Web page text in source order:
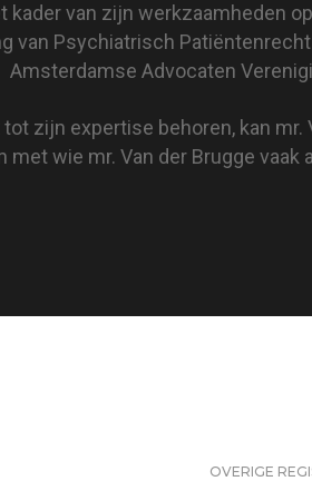
kader van zijn werkzaamheden
van Psychiatrisch
Amsterdamse Advocaten
zijn expertise behoren, kan
met wie mr. Van der Brugge
OVERIGE